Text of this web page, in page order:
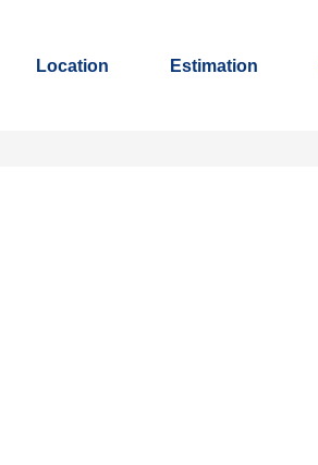
Location Estimation